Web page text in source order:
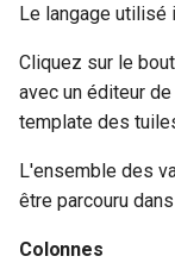
Le langage utilisé
Cliquez sur le
avec un éditeur
template des
L'ensemble des
être parcouru
Colonnes